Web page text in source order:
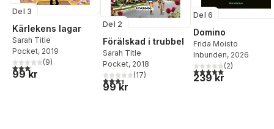
Del 3
Kärlekens lagar
Sarah Title
Pocket, 2019
3,1utav 5 stjärnor. Totalt antal röster:
(9)
99 kr
Del 2
Förälskad i trubbel
Sarah Title
Pocket, 2018
3,4utav 5 stjärnor. Totalt antal röster:
(17)
99 kr
Del 6
Domino
Frida Moisto
Inbunden, 2026
5,0utav 5 stjärnor.
(2)
239 kr